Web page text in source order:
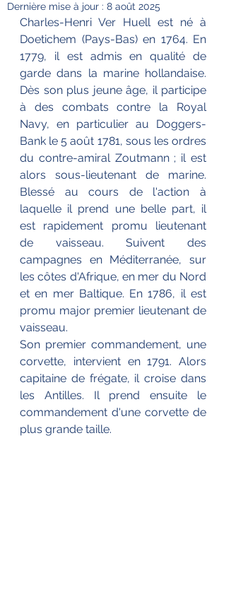
Dernière mise à jour : 8 août 2025
Charles-Henri Ver Huell est né à
Doetichem (Pays-Bas) en 1764. En
1779, il est admis en qualité de
garde dans la marine hollandaise.
Dès son plus jeune âge, il participe
à des combats contre la Royal
Navy, en particulier au Doggers-
Bank le 5 août 1781, sous les ordres
du contre-amiral Zoutmann ; il est
alors sous-lieutenant de marine.
Blessé au cours de l'action à
laquelle il prend une belle part, il
est rapidement promu lieutenant
de vaisseau. Suivent des
campagnes en Méditerranée, sur
les côtes d'Afrique, en mer du Nord
et en mer Baltique. En 1786, il est
promu major premier lieutenant de
vaisseau.
Son premier commandement, une
corvette, intervient en 1791. Alors
capitaine de frégate, il croise dans
les Antilles. Il prend ensuite le
commandement d'une corvette de
plus grande taille.